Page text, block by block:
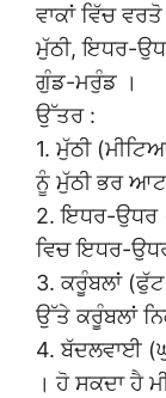
ਵਾਕਾਂ ਵਿੱਚ ਵਰਤੋ
ਮੁੱਠੀ, ਇਧਰ-
ਗੁੰਡ-ਮਰੁੰਡ ।
ਉੱਤਰ :
1. ਮੁੱਠੀ
ਨੂੰ ਮੁੱਠੀ ਭਰ
2. ਇਧਰ-ਉਧਰ
ਵਿਚ ਇਧਰ-
3. ਕਰੂੰਬਲਾਂ
ਉੱਤੇ ਕਰੂੰਬਲਾਂ
4. ਬੱਦਲਵਾਈ
। ਹੋ ਸਕਦਾ ਹੈ